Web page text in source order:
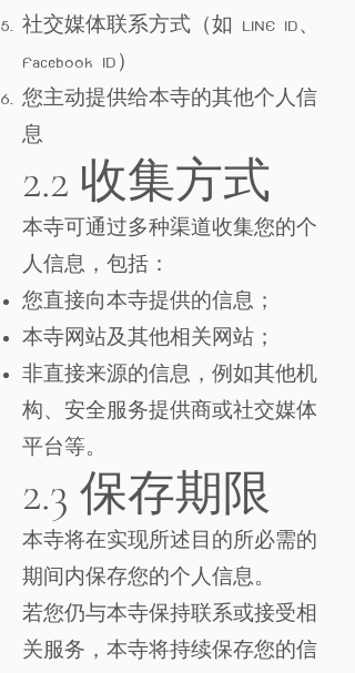
社交媒体联系方式（如 LINE ID、
Facebook ID）
您主动提供给本寺的其他个人信
息
2.2 收集方式
本寺可通过多种渠道收集您的个
人信息，包括：
您直接向本寺提供的信息；
本寺网站及其他相关网站；
非直接来源的信息，例如其他机
构、安全服务提供商或社交媒体
平台等。
2.3 保存期限
本寺将在实现所述目的所必需的
期间内保存您的个人信息。
若您仍与本寺保持联系或接受相
关服务，本寺将持续保存您的信